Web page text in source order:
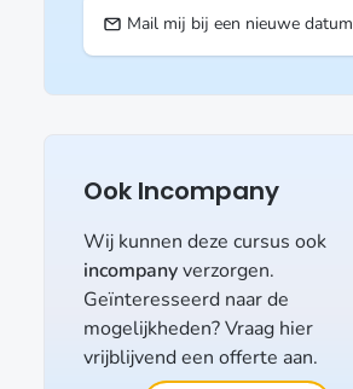
Mail mij bij een nieuwe datum
Ook Incompany
Wij kunnen deze cursus ook
incompanyverzorgen.
Geïnteresseerd naar de
mogelijkheden? Vraag hier
vrijblijvend een offerte aan.